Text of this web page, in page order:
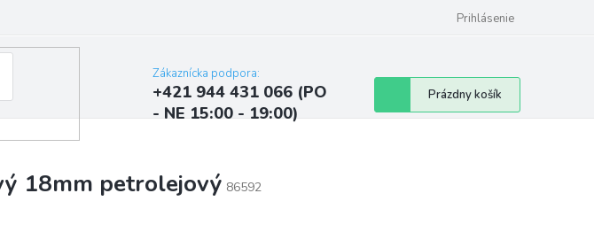
Najčastejšie otázky a odpovede
Prihlásenie
Zákaznícka podpora:
+421 944 431 066 (PO
- NE 15:00 - 19:00)
Nákupný
košík
Prázdny košík
18mm petrolejový 86592